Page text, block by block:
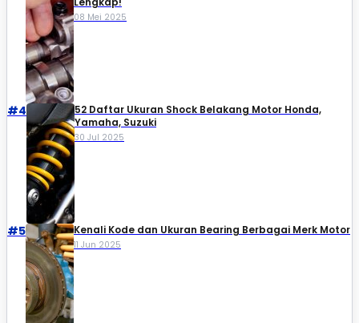
08 Mei 2025
#4
52 Daftar Ukuran Shock Belakang Motor Honda,
Yamaha, Suzuki​
30 Jul 2025
#5 Kenali Kode dan Ukuran Bearing Berbagai Merk Motor
11 Jun 2025